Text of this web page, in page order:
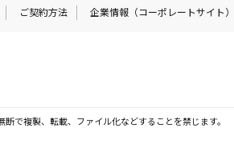
ご契約方法 企業情報（コーポレートサイト）
で複製、転載、ファイル化などすることを禁じます。